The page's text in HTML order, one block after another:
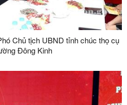
Chủ tịch UBND tỉnh chúc thọ cụ
Đông Kinh